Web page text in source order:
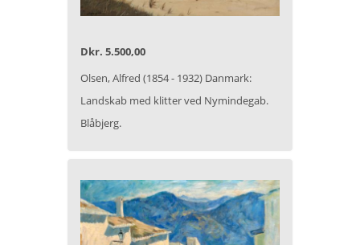
Dkr. 5.500,00
Olsen, Alfred (1854 - 1932) Danmark:
Landskab med klitter ved Nymindegab.
Blåbjerg.